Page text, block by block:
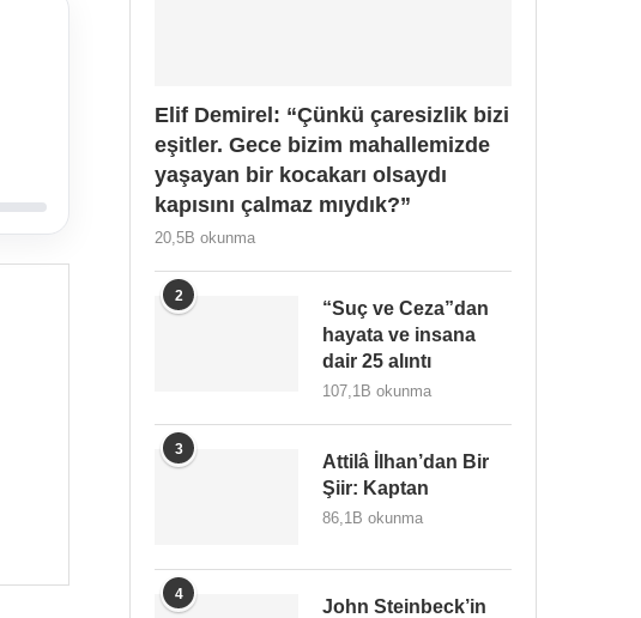
Elif Demirel: “Çünkü çaresizlik bizi
eşitler. Gece bizim mahallemizde
yaşayan bir kocakarı olsaydı
kapısını çalmaz mıydık?”
20,5B okunma
2
“Suç ve Ceza”dan
hayata ve insana
dair 25 alıntı
107,1B okunma
3
Attilâ İlhan’dan Bir
Şiir: Kaptan
86,1B okunma
4
John Steinbeck’in